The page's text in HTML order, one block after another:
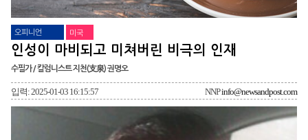
오피니언 미국
인성이 마비되고 미쳐버린 비극의 인재
수필가 / 칼럼니스트 지천(支泉) 권명오
입력: 2025-01-03 16:15:57 NNPinfo@newsandpost.com